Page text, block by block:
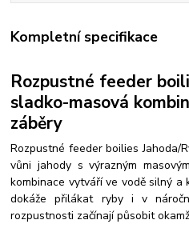
Kompletní specifikace
Rozpustné feeder
sladko-masová
záběry
Rozpustné feeder boilies Jahoda/
vůni jahody s výrazným
kombinace vytváří ve vodě silný
dokáže přilákat ryby i v
rozpustnosti začínají působit